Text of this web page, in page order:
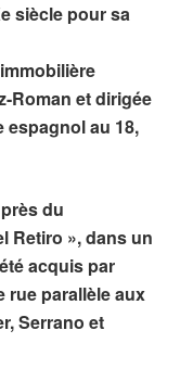
siècle pour sa
Roman et dirigée
espagnol au 18,
du
Retiro », dans un
acquis par
rue parallèle aux
Serrano et